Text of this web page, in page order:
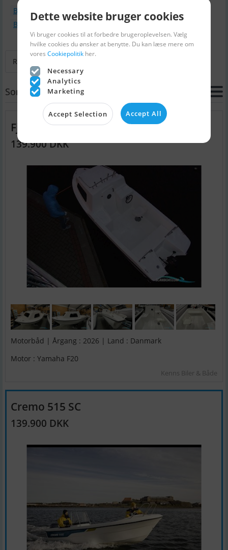
Bådtype : Motorbåd
Bådmodel : Fjordjollen 555 Cabin
Retur til Søg
Sortering
Fjordjollen 555 Cabin
139.900 DKK
Motorbåd | Årgang : 2026 | Land : Danmark
Motor : Yamaha F20
Kenns Biler & Både
Cremo 515 SC
139.900 DKK
Dette website bruger cookies
Vi bruger cookies til at forbedre brugeroplevelsen. Vælg
hvilke cookies du ønsker at benytte. Du kan læse mere om
vores Cookiepolitik her.
Necessary
Analytics
Marketing
Accept Selection Accept All